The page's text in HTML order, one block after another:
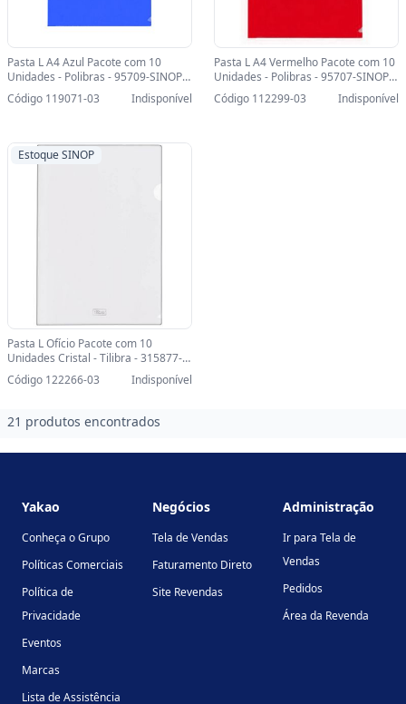
Pasta L A4 Azul Pacote com 10
Unidades - Polibras - 95709-SINOP-
03 - 95709
Código 119071-03 Indisponível
Pasta L A4 Vermelho Pacote com 10
Unidades - Polibras - 95707-SINOP-
03 - 95707
Código 112299-03 Indisponível
Estoque SINOP
Pasta L Ofício Pacote com 10
Unidades Cristal - Tilibra - 315877-
SINOP-03 - 315877
Código 122266-03 Indisponível
21 produtos encontrados
Yakao
Conheça o Grupo
Políticas Comerciais
Política de
Privacidade
Eventos
Marcas
Lista de Assistência
Negócios
Tela de Vendas
Faturamento Direto
Site Revendas
Administração
Ir para Tela de
Vendas
Pedidos
Área da Revenda